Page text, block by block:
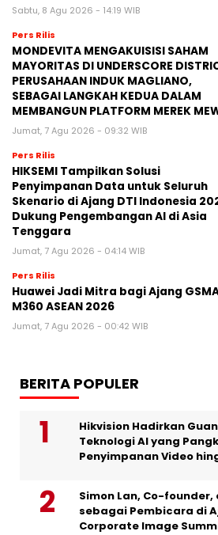
Sabtu, 8 Agu 2026 - 14:19 WIB
Pers Rilis
MONDEVITA MENGAKUISISI SAHAM
MAYORITAS DI UNDERSCORE
PERUSAHAAN INDUK MAGLIANO,
SEBAGAI LANGKAH KEDUA DALAM
MEMBANGUN PLATFORM MEREK
Jumat, 7 Agu 2026 - 09:32 WIB
Pers Rilis
HIKSEMI Tampilkan Solusi
Penyimpanan Data untuk Seluruh
Skenario di Ajang DTI Indonesia
Dukung Pengembangan AI di Asia
Tenggara
Jumat, 7 Agu 2026 - 04:14 WIB
Pers Rilis
Huawei Jadi Mitra bagi Ajang
M360 ASEAN 2026
Jumat, 7 Agu 2026 - 00:42 WIB
BERITA POPULER
Hikvision Hadirkan
Teknologi AI yang
Penyimpanan Video
Simon Lan, Co-
sebagai Pembicara di
Corporate Image